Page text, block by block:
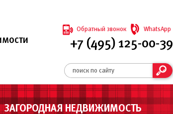
Обратный звонок WhatsApp
+7 (495) 125-00-39
ЗАГОРОДНАЯ НЕДВИЖИМОСТЬ